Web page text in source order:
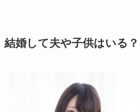
結婚して夫や子供はいる？